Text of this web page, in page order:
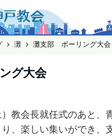
灘 灘支部 ボーリング大会
グ大会
教会長就任式のあと、
、楽しい集いができ、